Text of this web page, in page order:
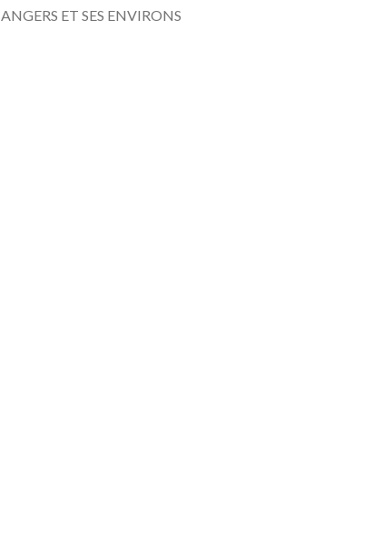
ANGERS ET SES ENVIRONS